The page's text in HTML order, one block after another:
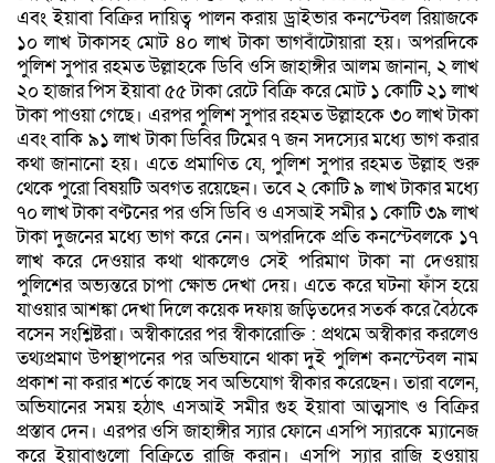
এবং ইয়াবা বিক্রির দায়িত্ব পালন করায় ড্রাইভার কনস্টেবল রিয়াজকে
১০ লাখ টাকাসহ মোট ৪০ লাখ টাকা ভাগবাঁটোয়ারা হয়। অপরদিকে
পুলিশ সুপার রহমত উল্লাহকে ডিবি ওসি জাহাঙ্গীর আলম জানান, ২ লাখ
২০ হাজার পিস ইয়াবা ৫৫ টাকা রেটে বিক্রি করে মোট ১ কোটি ২১ লাখ
টাকা পাওয়া গেছে। এরপর পুলিশ সুপার রহমত উল্লাহকে ৩০ লাখ টাকা
এবং বাকি ৯১ লাখ টাকা ডিবির টিমের ৭ জন সদস্যের মধ্যে ভাগ করার
কথা জানানো হয়। এতে প্রমাণিত যে, পুলিশ সুপার রহমত উল্লাহ শুরু
থেকে পুরো বিষয়টি অবগত রয়েছেন। তবে ২ কোটি ৯ লাখ টাকার মধ্যে
৭০ লাখ টাকা বণ্টনের পর ওসি ডিবি ও এসআই সমীর ১ কোটি ৩৯ লাখ
টাকা দুজনের মধ্যে ভাগ করে নেন। অপরদিকে প্রতি কনস্টেবলকে ১৭
লাখ করে দেওয়ার কথা থাকলেও সেই পরিমাণ টাকা না দেওয়ায়
পুলিশের অভ্যন্তরে চাপা ক্ষোভ দেখা দেয়। এতে করে ঘটনা ফাঁস হয়ে
যাওয়ার আশঙ্কা দেখা দিলে কয়েক দফায় জড়িতদের সতর্ক করে বৈঠকে
বসেন সংশ্লিষ্টরা। অস্বীকারের পর স্বীকারোক্তি : প্রথমে অস্বীকার করলেও
তথ্যপ্রমাণ উপস্থাপনের পর অভিযানে থাকা দুই পুলিশ কনস্টেবল নাম
প্রকাশ না করার শর্তে কাছে সব অভিযোগ স্বীকার করেছেন। তারা বলেন,
অভিযানের সময় হঠাৎ এসআই সমীর গুহ ইয়াবা আত্মসাৎ ও বিক্রির
প্রস্তাব দেন। এরপর ওসি জাহাঙ্গীর স্যার ফোনে এসপি স্যারকে ম্যানেজ
করে ইয়াবাগুলো বিক্রিতে রাজি করান। এসপি স্যার রাজি হওয়ায়